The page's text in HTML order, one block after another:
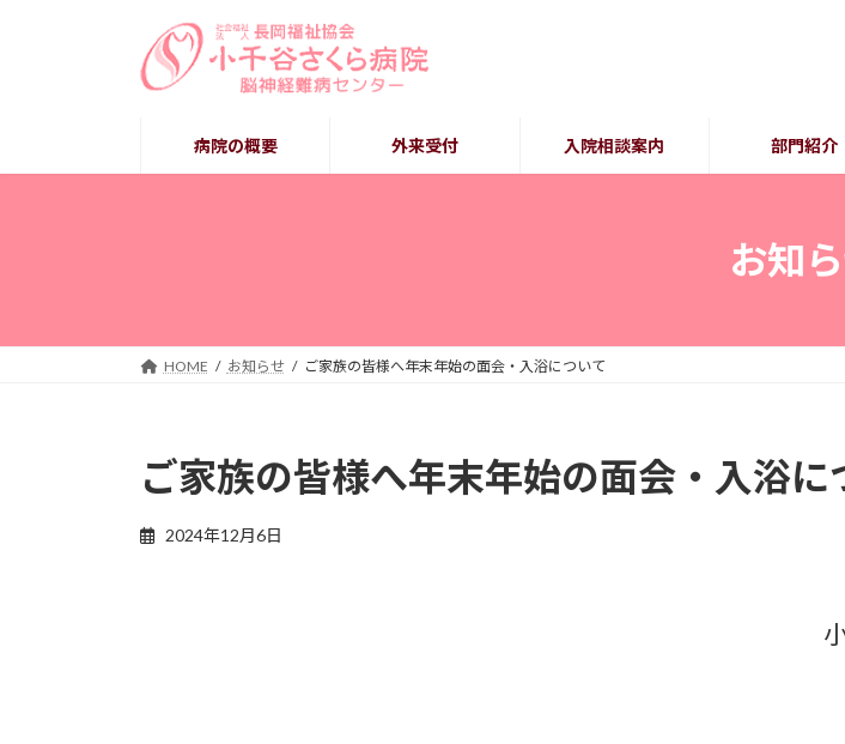
病院の概要 外来受付 入院相談案内 部門紹介
お知
HOME お知らせ ご家族の皆様へ年末年始の面会・入浴について
ご家族の皆様へ年末年始の面会・入浴に
2024年12月6日